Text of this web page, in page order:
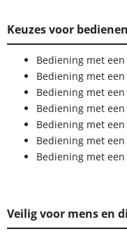
Keuzes voor
Bediening met
Bediening met
Bediening met
Bediening met
Bediening met
Bediening met een
Bediening met
Veilig voor mens en